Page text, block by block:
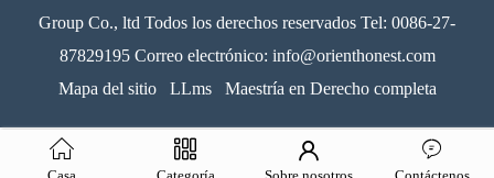
Group Co., ltd Todos los derechos reservados Tel: 0086-27-
87829195 Correo electrónico: info@orienthonest.com
Mapa del sitio
LLms Maestría en Derecho completa